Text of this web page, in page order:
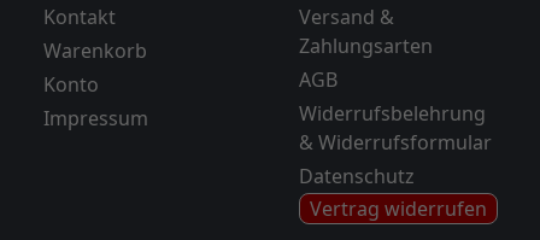
Kontakt
Warenkorb
Konto
Impressum
Versand &
Zahlungsarten
AGB
Widerrufsbelehrung
& Widerrufsformular
Datenschutz
Vertrag widerrufen